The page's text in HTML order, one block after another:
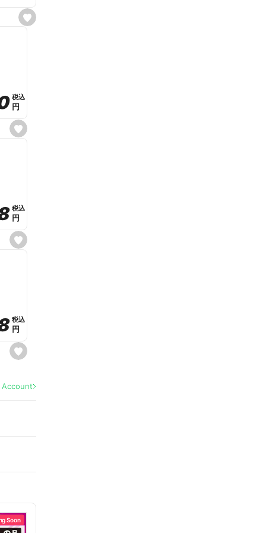
s
e
s
e
e
税込
税込
円
円
s
e
e
税込
税込
円
円
s
e
a
税込
税込
円
円
Soon